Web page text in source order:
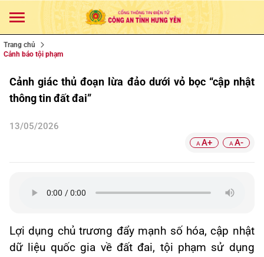
Trang chủ
Cảnh báo tội phạm
Cảnh giác thủ đoạn lừa đảo dưới vỏ bọc “cập nhật
thông tin đất đai”
13/05/2026
A A+ A A-
Lợi dụng chủ trương đẩy mạnh số hóa, cập nhật
dữ liệu quốc gia về đất đai, tội phạm sử dụng